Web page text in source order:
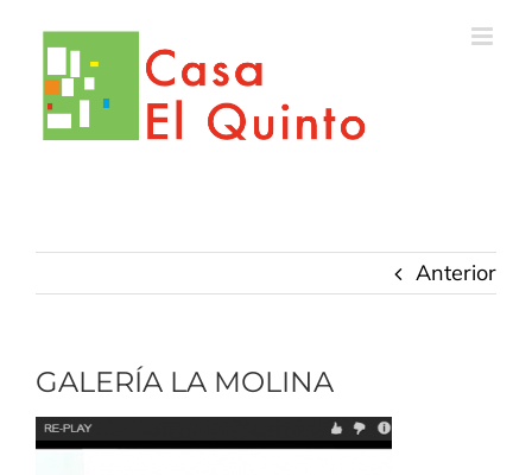
contenido
Anterior
GALERÍA LA MOLINA